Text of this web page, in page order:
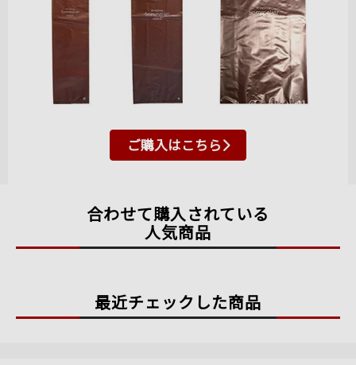
ご購入はこちら
合わせて購入されている
人気商品
最近チェックした商品